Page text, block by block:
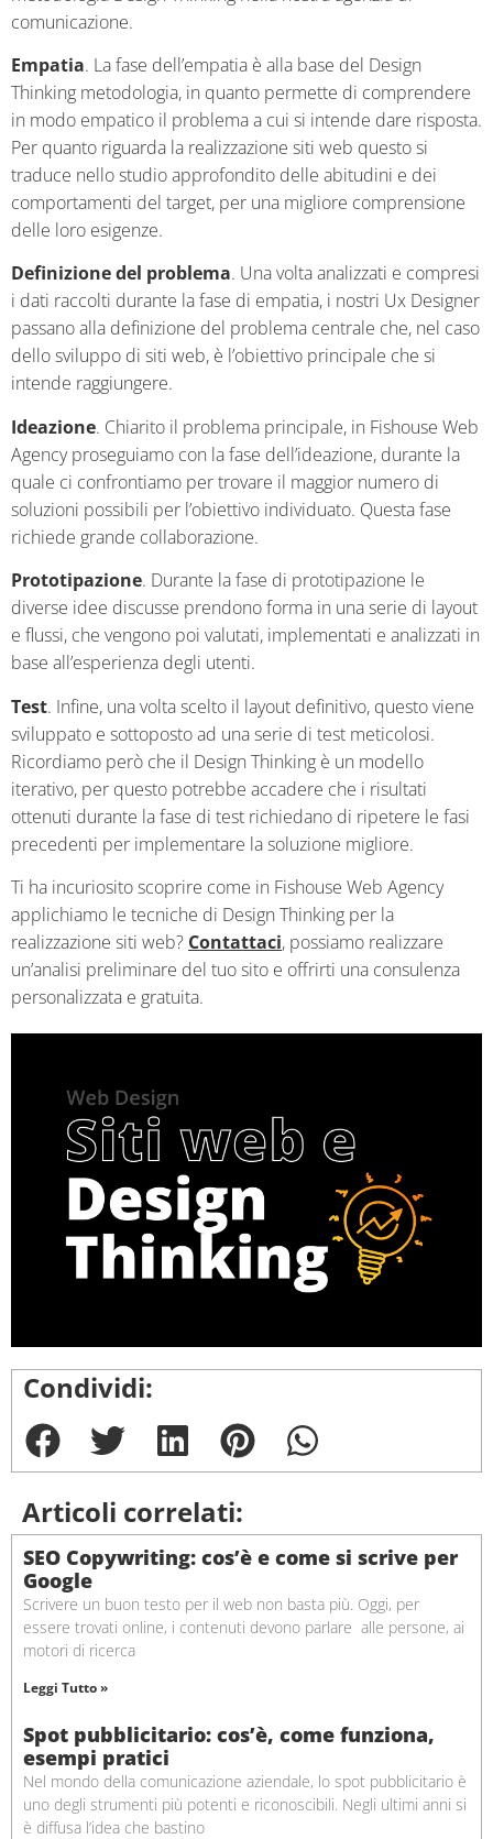
comunicazione.
Empatia. La fase dell’empatia è alla base del Design
Thinking metodologia, in quanto permette di comprendere
in modo empatico il problema a cui si intende dare risposta.
Per quanto riguarda la realizzazione siti web questo si
traduce nello studio approfondito delle abitudini e dei
comportamenti del target, per una migliore comprensione
delle loro esigenze.
Definizione del problema. Una volta analizzati e compresi
i dati raccolti durante la fase di empatia, i nostri Ux Designer
passano alla definizione del problema centrale che, nel caso
dello sviluppo di siti web, è l’obiettivo principale che si
intende raggiungere.
Ideazione. Chiarito il problema principale, in Fishouse Web
Agency proseguiamo con la fase dell’ideazione, durante la
quale ci confrontiamo per trovare il maggior numero di
soluzioni possibili per l’obiettivo individuato. Questa fase
richiede grande collaborazione.
Prototipazione. Durante la fase di prototipazione le
diverse idee discusse prendono forma in una serie di layout
e flussi, che vengono poi valutati, implementati e analizzati in
base all’esperienza degli utenti.
Test. Infine, una volta scelto il layout definitivo, questo viene
sviluppato e sottoposto ad una serie di test meticolosi.
Ricordiamo però che il Design Thinking è un modello
iterativo, per questo potrebbe accadere che i risultati
ottenuti durante la fase di test richiedano di ripetere le fasi
precedenti per implementare la soluzione migliore.
Ti ha incuriosito scoprire come in Fishouse Web Agency
applichiamo le tecniche di Design Thinking per la
realizzazione siti web? Contattaci, possiamo realizzare
un’analisi preliminare del tuo sito e offrirti una consulenza
personalizzata e gratuita.
Condividi:
Articoli correlati:
SEO Copywriting: cos’è e come si scrive per
Google
Scrivere un buon testo per il web non basta più. Oggi, per
essere trovati online, i contenuti devono parlare alle persone, ai
motori di ricerca
Leggi Tutto »
Spot pubblicitario: cos’è, come funziona,
esempi pratici
Nel mondo della comunicazione aziendale, lo spot pubblicitario è
uno degli strumenti più potenti e riconoscibili. Negli ultimi anni si
è diffusa l’idea che bastino